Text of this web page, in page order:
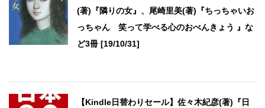
(著)『隣りの女』、尾崎里美(著)『ちっちゃいお
っちゃん 笑って学べる心のおべんきょう 』な
ど3冊 [19/10/31]
【Kindle日替わりセール】佐々木紀彦(著)『日